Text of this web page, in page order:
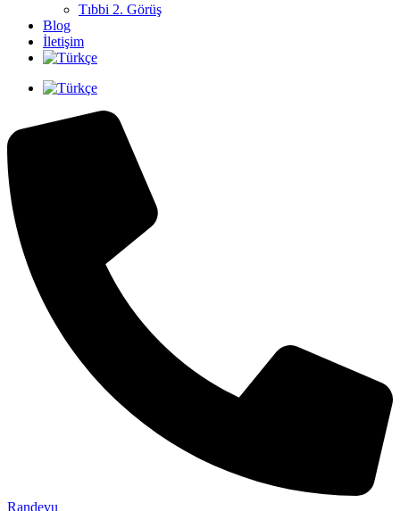
Tıbbi 2. Görüş
Blog
İletişim
Randevu